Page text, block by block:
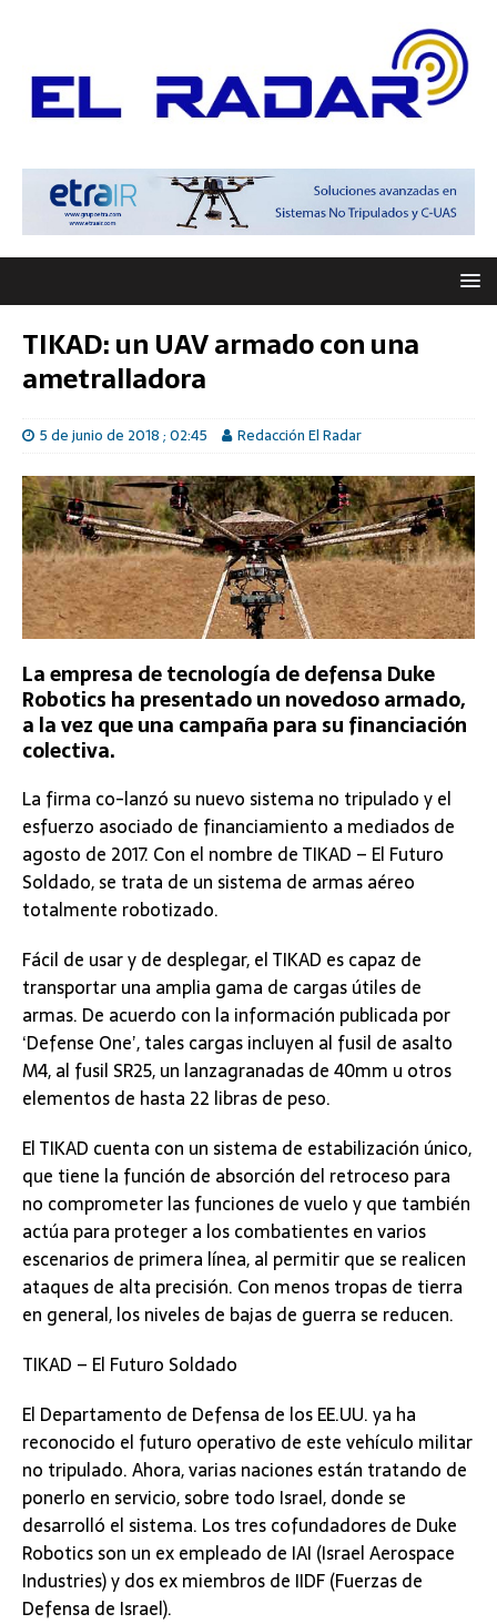
TIKAD: un UAV armado con una
ametralladora
5 de junio de 2018 ; 02:45 Redacción El Radar
La empresa de tecnología de defensa Duke
Robotics ha presentado un novedoso armado,
a la vez que una campaña para su financiación
colectiva.
La firma co-lanzó su nuevo sistema no tripulado y el
esfuerzo asociado de financiamiento a mediados de
agosto de 2017. Con el nombre de TIKAD – El Futuro
Soldado, se trata de un sistema de armas aéreo
totalmente robotizado.
Fácil de usar y de desplegar, el TIKAD es capaz de
transportar una amplia gama de cargas útiles de
armas. De acuerdo con la información publicada por
‘Defense One’, tales cargas incluyen al fusil de asalto
M4, al fusil SR25, un lanzagranadas de 40mm u otros
elementos de hasta 22 libras de peso.
El TIKAD cuenta con un sistema de estabilización único,
que tiene la función de absorción del retroceso para
no comprometer las funciones de vuelo y que también
actúa para proteger a los combatientes en varios
escenarios de primera línea, al permitir que se realicen
ataques de alta precisión. Con menos tropas de tierra
en general, los niveles de bajas de guerra se reducen.
TIKAD – El Futuro Soldado
El Departamento de Defensa de los EE.UU. ya ha
reconocido el futuro operativo de este vehículo militar
no tripulado. Ahora, varias naciones están tratando de
ponerlo en servicio, sobre todo Israel, donde se
desarrolló el sistema. Los tres cofundadores de Duke
Robotics son un ex empleado de IAI (Israel Aerospace
Industries) y dos ex miembros de IIDF (Fuerzas de
Defensa de Israel).